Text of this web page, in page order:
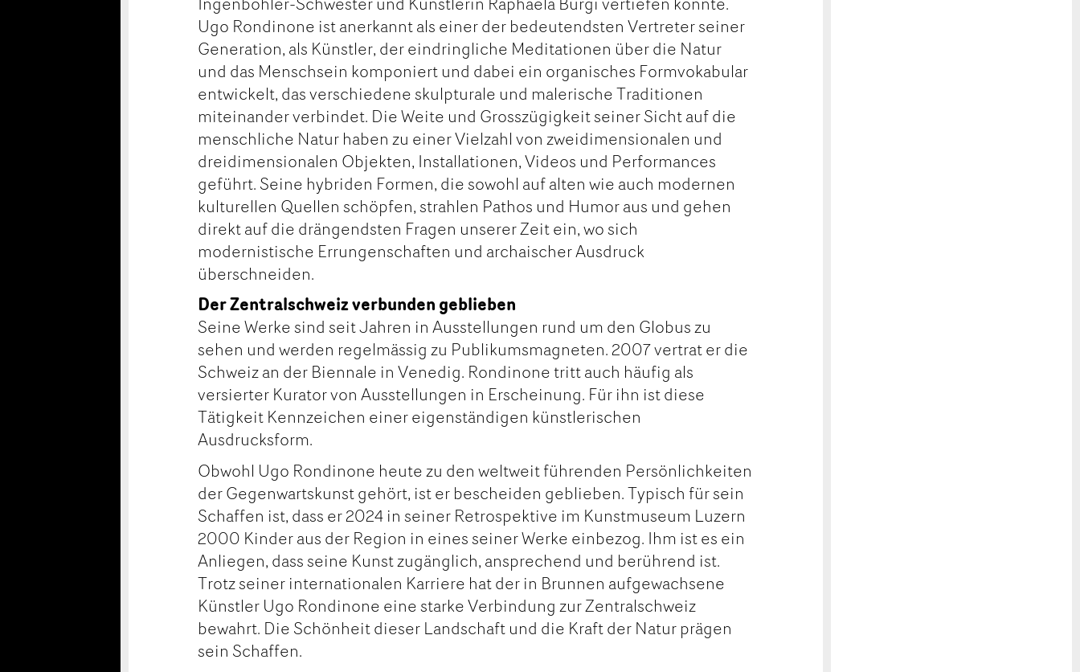
Ugo Rondinone ist anerkannt als einer der bedeutendsten Vertreter seiner
Generation, als Künstler, der eindringliche Meditationen über die Natur
und das Menschsein komponiert und dabei ein organisches Formvokabular
entwickelt, das verschiedene skulpturale und malerische Traditionen
miteinander verbindet. Die Weite und Grosszügigkeit seiner Sicht auf die
menschliche Natur haben zu einer Vielzahl von zweidimensionalen und
dreidimensionalen Objekten, Installationen, Videos und Performances
geführt. Seine hybriden Formen, die sowohl auf alten wie auch modernen
kulturellen Quellen schöpfen, strahlen Pathos und Humor aus und gehen
direkt auf die drängendsten Fragen unserer Zeit ein, wo sich
modernistische Errungenschaften und archaischer Ausdruck
überschneiden.
Der Zentralschweiz verbunden geblieben
Seine Werke sind seit Jahren in Ausstellungen rund um den Globus zu
sehen und werden regelmässig zu Publikumsmagneten. 2007 vertrat er die
Schweiz an der Biennale in Venedig. Rondinone tritt auch häufig als
versierter Kurator von Ausstellungen in Erscheinung. Für ihn ist diese
Tätigkeit Kennzeichen einer eigenständigen künstlerischen
Ausdrucksform.
Obwohl Ugo Rondinone heute zu den weltweit führenden Persönlichkeiten
der Gegenwartskunst gehört, ist er bescheiden geblieben. Typisch für sein
Schaffen ist, dass er 2024 in seiner Retrospektive im Kunstmuseum Luzern
2000 Kinder aus der Region in eines seiner Werke einbezog. Ihm ist es ein
Anliegen, dass seine Kunst zugänglich, ansprechend und berührend ist.
Trotz seiner internationalen Karriere hat der in Brunnen aufgewachsene
Künstler Ugo Rondinone eine starke Verbindung zur Zentralschweiz
bewahrt. Die Schönheit dieser Landschaft und die Kraft der Natur prägen
sein Schaffen.